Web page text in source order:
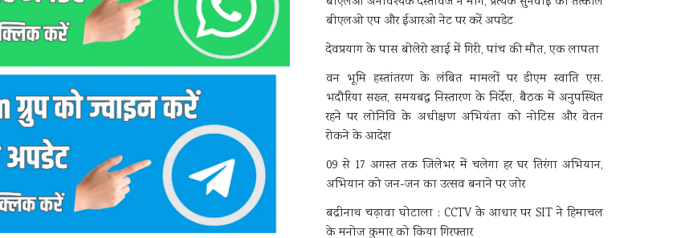
बीएलओ एप और ईआरओ नेट पर करें अपडेट
देवप्रयाग के पास बोलेरो खाई में गिरी, पांच की मौत, एक लापता
वन भूमि हस्तांतरण के लंबित मामलों पर डीएम स्वाति एस.
भदौरिया सख्त, समयबद्ध निस्तारण के निर्देश, बैठक में अनुपस्थित
रहने पर लोनिवि के अधीक्षण अभियंता को नोटिस और वेतन
रोकने के आदेश
09 से 17 अगस्त तक जिलेभर में चलेगा हर घर तिरंगा अभियान,
अभियान को जन-जन का उत्सव बनाने पर जोर
बद्रीनाथ चढ़ावा घोटाला : CCTV के आधार पर SIT ने हिमाचल
के मनोज कुमार को किया गिरफ्तार